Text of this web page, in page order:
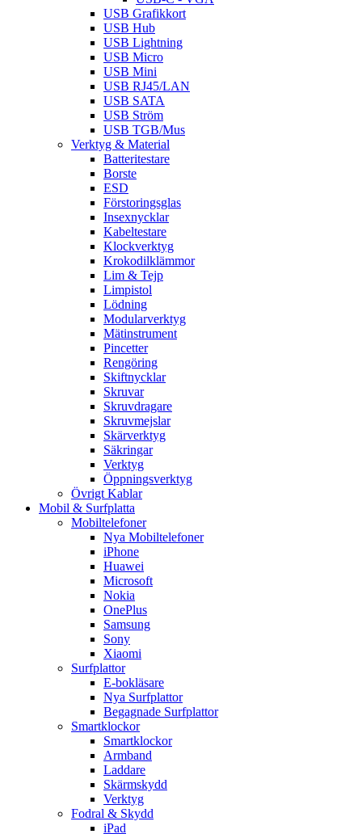
USB Grafikkort
USB Hub
USB Lightning
USB Micro
USB Mini
USB RJ45/LAN
USB SATA
USB Ström
USB TGB/Mus
Verktyg & Material
Batteritestare
Borste
ESD
Förstoringsglas
Insexnycklar
Kabeltestare
Klockverktyg
Krokodilklämmor
Lim & Tejp
Limpistol
Lödning
Modularverktyg
Mätinstrument
Pincetter
Rengöring
Skiftnycklar
Skruvar
Skruvdragare
Skruvmejslar
Skärverktyg
Säkringar
Verktyg
Öppningsverktyg
Övrigt Kablar
Mobil & Surfplatta
Mobiltelefoner
Nya Mobiltelefoner
iPhone
Huawei
Microsoft
Nokia
OnePlus
Samsung
Sony
Xiaomi
Surfplattor
E-bokläsare
Nya Surfplattor
Begagnade Surfplattor
Smartklockor
Smartklockor
Armband
Laddare
Skärmskydd
Verktyg
Fodral & Skydd
iPad